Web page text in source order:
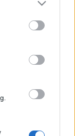
may click to
party tags to
in below Google